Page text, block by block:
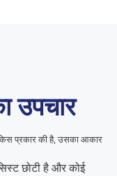
उपचार
प्रकार की है, उसका आकार
छोटी है और कोई